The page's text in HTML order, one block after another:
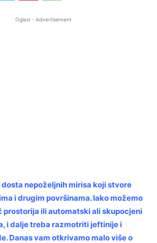
Oglasi - Advertisement
dosta nepoželjnih mirisa koji stvore
i drugim površinama. Iako možemo
prostorija ili automatski ali skupocjeni
i dalje treba razmotriti jeftinije i
Danas vam otkrivamo malo više o